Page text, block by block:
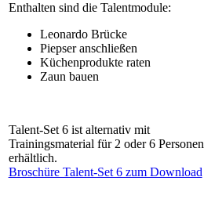
Enthalten sind die Talentmodule:
Leonardo Brücke
Piepser anschließen
Küchenprodukte raten
Zaun bauen
Talent-Set 6 ist alternativ mit
Trainingsmaterial für 2 oder 6 Personen
erhältlich.
Broschüre Talent-Set 6 zum Download